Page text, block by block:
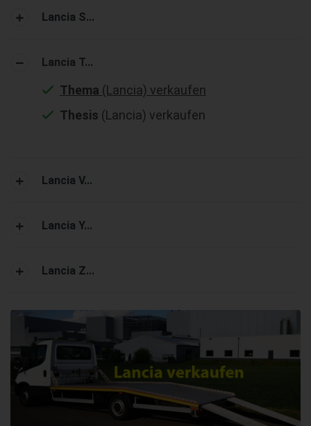
Lancia S...
Lancia T...
Thema (Lancia) verkaufen
Thesis (Lancia) verkaufen
Lancia V...
Lancia Y...
Lancia Z...